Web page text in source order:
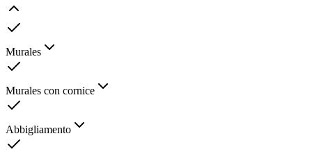
Murales
Murales con cornice
Abbigliamento